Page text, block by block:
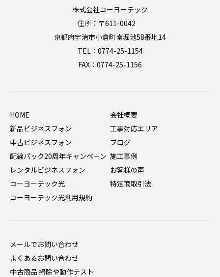
株式会社コーヨーテック
住所：〒611-0042
京都府宇治市小倉町南堀池58番地14
TEL：0774-25-1154
FAX：0774-25-1156
HOME
新品ビジネスフォン
中古ビジネスフォン
配線パック20周年キャンペーン
レンタルビジネスフォン
コーヨーテック光
コーヨーテック光利用規約
会社概要
工事対応エリア
ブログ
施工事例
お客様の声
特定商取引法
メールでお問い合わせ
よくあるお問い合わせ
中古商品 掃除や動作テスト